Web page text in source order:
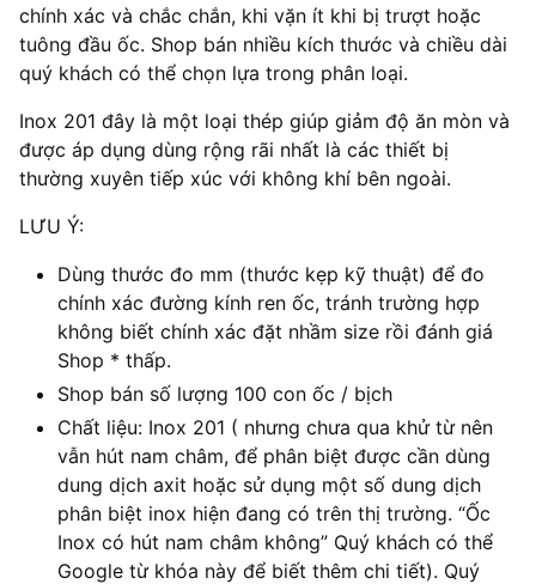
chính xác và chắc chắn, khi vặn ít khi bị trượt hoặc
tuông đầu ốc. Shop bán nhiều kích thước và chiều dài
quý khách có thể chọn lựa trong phân loại.
Inox 201 đây là một loại thép giúp giảm độ ăn mòn và
được áp dụng dùng rộng rãi nhất là các thiết bị
thường xuyên tiếp xúc với không khí bên ngoài.
LƯU Ý:
Dùng thước đo mm (thước kẹp kỹ thuật) để đo
chính xác đường kính ren ốc, tránh trường hợp
không biết chính xác đặt nhầm size rồi đánh giá
Shop * thấp.
Shop bán số lượng 100 con ốc / bịch
Chất liệu: Inox 201 ( nhưng chưa qua khử từ nên
vẫn hút nam châm, để phân biệt được cần dùng
dung dịch axit hoặc sử dụng một số dung dịch
phân biệt inox hiện đang có trên thị trường. “Ốc
Inox có hút nam châm không” Quý khách có thể
Google từ khóa này để biết thêm chi tiết). Quý